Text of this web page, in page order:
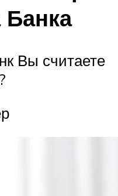
Вы считаете